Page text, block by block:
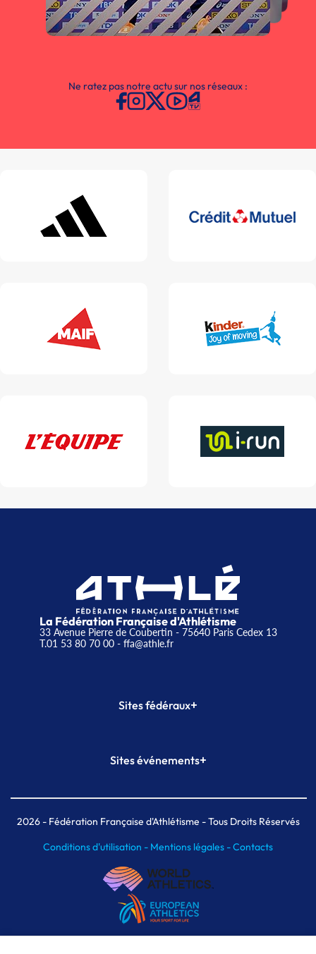
Ne ratez pas notre actu sur nos réseaux :
La Fédération Française d'Athlétisme
33 Avenue Pierre de Coubertin - 75640 Paris Cedex 13
T.01 53 80 70 00- ffa@athle.fr
Sites fédéraux+
Plateforme Formation
Sites événements+
Meeting de Paris indoor
MAIF Ekiden de Paris
2026- Fédération Française d'Athlétisme - Tous Droits Réservés
Conditions d'utilisation - Mentions légales -Contacts